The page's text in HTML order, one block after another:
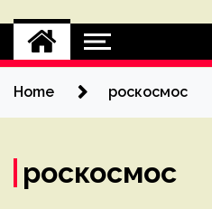
Home роскосмос
роскосмос